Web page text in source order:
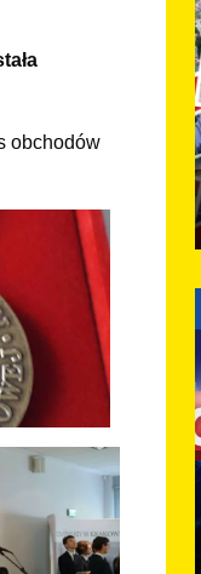
obchodów